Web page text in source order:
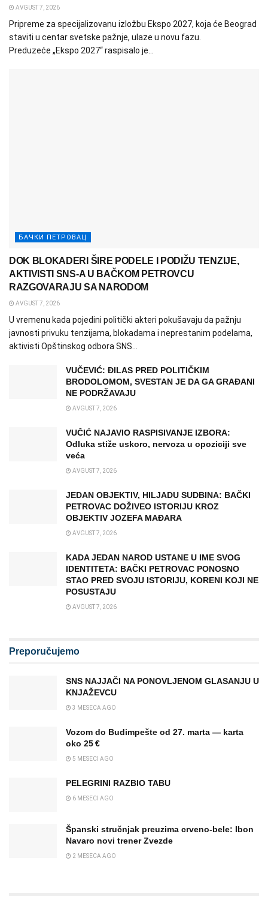
AVGUST 7, 2026
Pripreme za specijalizovanu izložbu Ekspo 2027, koja će Beograd
staviti u centar svetske pažnje, ulaze u novu fazu.
Preduzeće „Ekspo 2027“ raspisalo je...
БАЧКИ ПЕТРОВАЦ
DOK BLOKADERI ŠIRE PODELE I PODIŽU TENZIJE,
AKTIVISTI SNS-A U BAČKOM PETROVCU
RAZGOVARAJU SA NARODOM
AVGUST 7, 2026
U vremenu kada pojedini politički akteri pokušavaju da pažnju
javnosti privuku tenzijama, blokadama i neprestanim podelama,
aktivisti Opštinskog odbora SNS...
VUČEVIĆ: ĐILAS PRED POLITIČKIM
BRODOLOMOM, SVESTAN JE DA GA GRAĐANI
NE PODRŽAVAJU
AVGUST 7, 2026
VUČIĆ NAJAVIO RASPISIVANJE IZBORA:
Odluka stiže uskoro, nervoza u opoziciji sve
veća
AVGUST 7, 2026
JEDAN OBJEKTIV, HILJADU SUDBINA: BAČKI
PETROVAC DOŽIVEO ISTORIJU KROZ
OBJEKTIV JOZEFA MAĐARA
AVGUST 7, 2026
KADA JEDAN NAROD USTANE U IME SVOG
IDENTITETA: BAČKI PETROVAC PONOSNO
STAO PRED SVOJU ISTORIJU, KORENI KOJI NE
POSUSTAJU
AVGUST 7, 2026
Preporučujemo
SNS NAJJAČI NA PONOVLJENOM GLASANJU U
KNJAŽEVCU
3 MESECA AGO
Vozom do Budimpešte od 27. marta — karta
oko 25 €
5 MESECI AGO
PELEGRINI RAZBIO TABU
6 MESECI AGO
Španski stručnjak preuzima crveno-bele: Ibon
Navaro novi trener Zvezde
2 MESECA AGO